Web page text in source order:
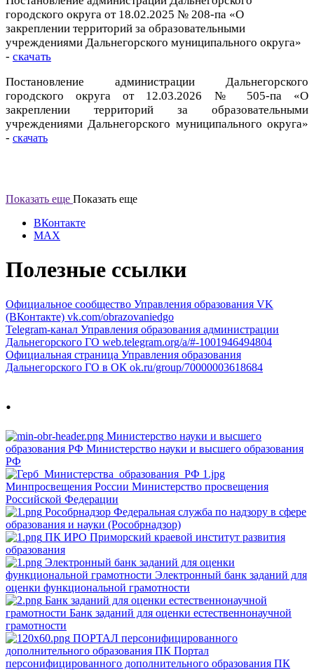
городского округа от 18.02.2025 № 208-па «О
закреплении территорий за образовательными
учреждениями Дальнегорского муниципального округа»
- скачать
Постановление администрации Дальнегорского
городского округа от 12.03.2026 № 505-па «О
закреплении территорий за образовательными
учреждениями Дальнегорского муниципального округа»
- скачать
Показать еще Показать еще
ВКонтакте
MAX
Полезные ссылки
Официальное сообщество Управления образования VK
(ВКонтакте) vk.com/obrazovaniedgo
Telegram-канал Управления образования администрации
Дальнегорского ГО web.telegram.org/a/#-1001946494804
Официальная страница Управления образования
Дальнегорского ГО в ОК ok.ru/group/70000003618684
.
Министерство науки и высшего
образования РФ Министерство науки и высшего образования
РФ
Минпросвещения России Министерство просвещения
Российской Федерации
Рособрнадзор Федеральная служба по надзору в сфере
образования и науки (Рособрнадзор)
ПК ИРО Приморский краевой институт развития
образования
Электронный банк заданий для оценки
функциональной грамотности Электронный банк заданий для
оценки функциональной грамотности
Банк заданий для оценки естественнонаучной
грамотности Банк заданий для оценки естественнонаучной
грамотности
ПОРТАЛ персонифицированного
дополнительного образования ПК Портал
персонифицированного дополнительного образования ПК